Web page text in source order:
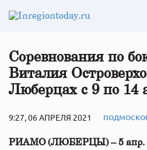
Соревнования по
Виталия
Люберцах с 9 по 14
9:27, 06 АПРЕЛЯ 2021
РИАМО (ЛЮБЕРЦЫ) – 5 апр.